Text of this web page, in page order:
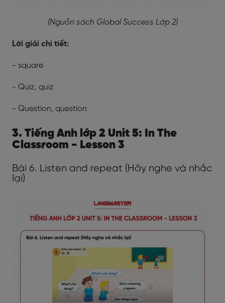
(Nguồn sách Global Success Lớp 2)
Lời giải chi tiết:
- square
- Quiz, quiz
- Question, question
3. Tiếng Anh lớp 2 Unit 5: In The
Classroom - Lesson 3
Bài 6. Listen and repeat (Hãy nghe và nhắc
lại)